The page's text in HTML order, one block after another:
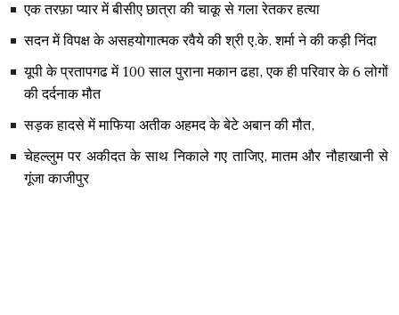
एक तरफ़ा प्यार में बीसीए छात्रा की चाकू से गला रेतकर हत्या
सदन में विपक्ष के असहयोगात्मक रवैये की श्री ए.के. शर्मा ने की कड़ी निंदा
यूपी के प्रतापगढ में 100 साल पुराना मकान ढहा, एक ही परिवार के 6 लोगों
की दर्दनाक मौत
सड़क हादसे में माफिया अतीक अहमद के बेटे अबान की मौत,
चेहल्लुम पर अकीदत के साथ निकाले गए ताजिए, मातम और नौहाखानी से
गूंजा काजीपुर